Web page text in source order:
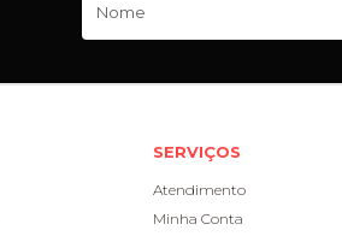
SERVIÇOS
Atendimento
Minha Conta